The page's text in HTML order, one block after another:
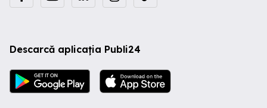
Descarcă aplicația Publi24